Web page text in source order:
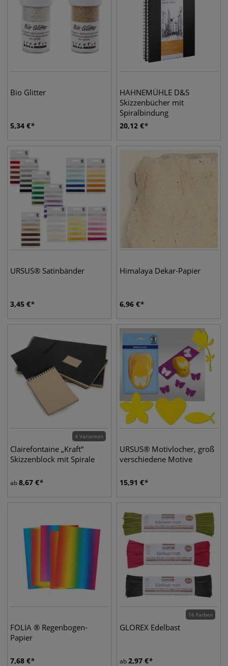
Bio Glitter
5,34 €
HAHNEMÜHLE D&S
Skizzenbücher mit
Spiralbindung
20,12 €
URSUS® Satinbänder
3,45 €
Himalaya Dekar-Papier
6,96 €
4 Varianten
Clairefontaine „Kraft“
Skizzenblock mit Spirale
ab8,67 €
URSUS® Motivlocher, groß
verschiedene Motive
15,91 €
FOLIA ® Regenbogen-
Papier
7,68 €
16 Farben
GLOREX Edelbast
ab2,97 €